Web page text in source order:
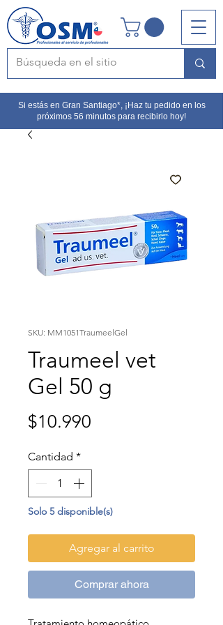
Si estás en Gran Santiago*, ¡Haz tu pedido en los
próximos 56 minutos para recibirlo hoy!
SKU: MM1051TraumeelGel
Traumeel vet
Gel 50 g
$10.990
Cantidad *
Solo 5 disponible(s)
Agregar al carrito
Comprar ahora